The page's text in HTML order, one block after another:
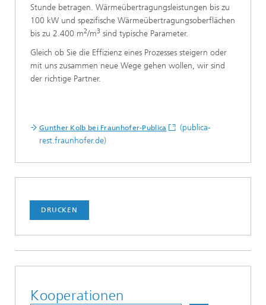
Stunde betragen. Wärmeübertragungsleistungen bis zu
100 kW und spezifische Wärmeübertragungsoberflächen
bis zu 2.400 m2/m3 sind typische Parameter.
Gleich ob Sie die Effizienz eines Prozesses steigern oder
mit uns zusammen neue Wege gehen wollen, wir sind
der richtige Partner.
Gunther Kolb bei Fraunhofer-Publica
(publica-
rest.fraunhofer.de)
DRUCKEN
Kooperationen